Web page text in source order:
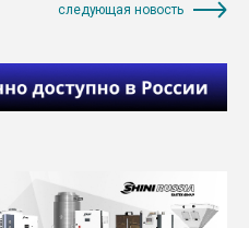
следующая новость